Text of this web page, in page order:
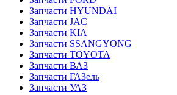
Запчасти HYUNDAI
Запчасти JAC
Запчасти KIA
Запчасти SSANGYONG
Запчасти TOYOTA
Запчасти ВАЗ
Запчасти ГАЗель
Запчасти УАЗ